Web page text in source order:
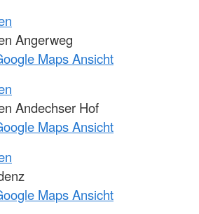
Angerweg
Maps Ansicht
Andechser Hof
Maps Ansicht
Maps Ansicht